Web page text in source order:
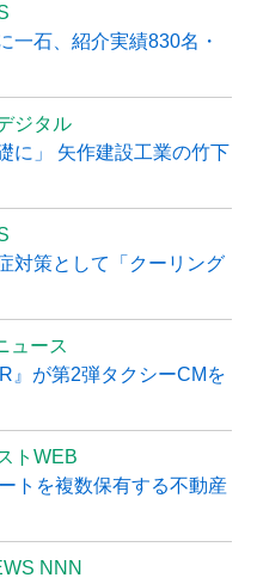
一石、紹介実績830名・
ジタル
に」 矢作建設工業の竹下
対策として「クーリング
ュース
』が第2弾タクシーCMを
トWEB
トを複数保有する不動産
NNN